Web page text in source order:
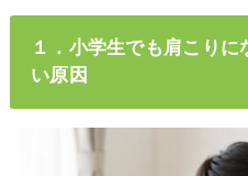
１．小学生でも肩こり
い原因